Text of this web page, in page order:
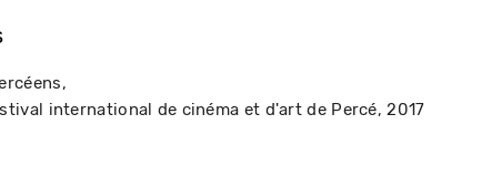
international de cinéma et d'art de Percé 2017